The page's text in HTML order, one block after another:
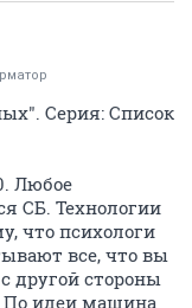
Серия: Список
Любое
СБ. Технологии
что психологи
все, что вы
другой стороны
По идеи машина